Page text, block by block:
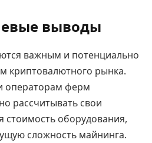
выводы
важным и потенциально
криптовалютного рынка.
операторам ферм
рассчитывать свои
стоимость оборудования,
сложность майнинга.